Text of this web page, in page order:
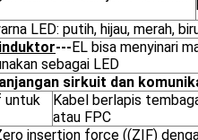
LED: putih, hijau, merah,
---EL bisa menyinari
sebagai LED
sirkuit dan
untuk
Kabel berlapis
atau FPC
insertion force ((ZIF)